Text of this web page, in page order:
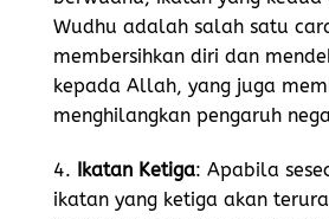
Wudhu adalah salah satu
membersihkan diri dan
kepada Allah, yang juga
menghilangkan pengaruh
4. Ikatan Ketiga: Apabila
ikatan yang ketiga akan